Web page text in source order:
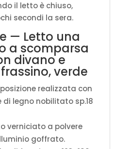
il letto è chiuso,
secondi la sera.
— Letto una
a scomparsa
divano e
verde
realizzata con
legno nobilitato sp.18
verniciato a polvere
goffrato.